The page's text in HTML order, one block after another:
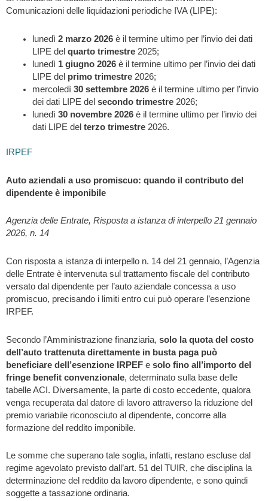
Comunicazioni delle liquidazioni periodiche IVA (LIPE):
lunedì 2 marzo 2026è il termine ultimo per l’invio dei dati
LIPE del quarto trimestre2025;
lunedì 1 giugno 2026è il termine ultimo per l’invio dei dati
LIPE del primo trimestre2026;
mercoledì 30 settembre 2026è il termine ultimo per l’invio
dei dati LIPE del secondo trimestre2026;
lunedì 30 novembre 2026è il termine ultimo per l’invio dei
dati LIPE del terzo trimestre2026.
IRPEF
Auto aziendali a uso promiscuo: quando il contributo del
dipendente è imponibile
Agenzia delle Entrate, Risposta a istanza di interpello 21 gennaio
2026, n. 14
Con risposta a istanza di interpello n. 14 del 21 gennaio, l’Agenzia
delle Entrate è intervenuta sul trattamento fiscale del contributo
versato dal dipendente per l’auto aziendale concessa a uso
promiscuo, precisando i limiti entro cui può operare l’esenzione
IRPEF.
Secondo l’Amministrazione finanziaria, solo la quota del costo
dell’auto trattenuta direttamente in busta paga può
beneficiare dell’esenzione IRPEF e solo fino all’importo del
fringe benefit convenzionale, determinato sulla base delle
tabelle ACI. Diversamente, la parte di costo eccedente, qualora
venga recuperata dal datore di lavoro attraverso la riduzione del
premio variabile riconosciuto al dipendente, concorre alla
formazione del reddito imponibile.
Le somme che superano tale soglia, infatti, restano escluse dal
regime agevolato previsto dall’art. 51 del TUIR, che disciplina la
determinazione del reddito da lavoro dipendente, e sono quindi
soggette a tassazione ordinaria.